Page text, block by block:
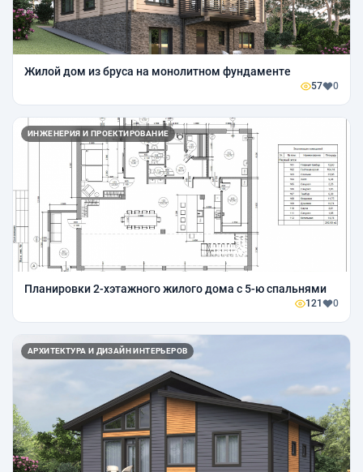
Жилой дом из бруса на монолитном фундаменте
57 0
ИНЖЕНЕРИЯ И ПРОЕКТИРОВАНИЕ
Планировки 2-хэтажного жилого дома с 5-ю спальнями
121 0
АРХИТЕКТУРА И ДИЗАЙН ИНТЕРЬЕРОВ